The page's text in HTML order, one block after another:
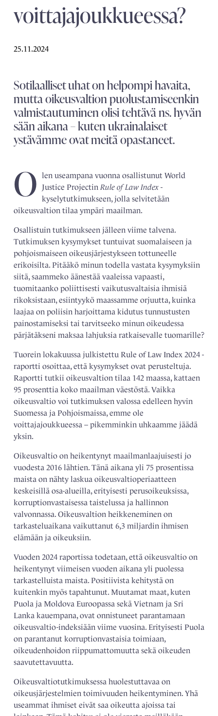
voittajajoukkueessa?
25.11.2024
Sotilaalliset uhat on helpompi havaita,
mutta oikeusvaltion puolustamiseenkin
valmistautuminen olisi tehtävä ns. hyvän
sään aikana – kuten ukrainalaiset
ystävämme ovat meitä opastaneet.
O
len useampana vuonna osallistunut World
Justice Projectin Rule of Law Index-
kyselytutkimukseen, jolla selvitetään
oikeusvaltion tilaa ympäri maailman.
Osallistuin tutkimukseen jälleen viime talvena.
Tutkimuksen kysymykset tuntuivat suomalaiseen ja
pohjoismaiseen oikeusjärjestykseen tottuneelle
erikoisilta. Pitääkö minun todella vastata kysymyksiin
siitä, saammeko äänestää vaaleissa vapaasti,
tuomitaanko poliittisesti vaikutusvaltaisia ihmisiä
rikoksistaan, esiintyykö maassamme orjuutta, kuinka
laajaa on poliisin harjoittama kidutus tunnustusten
painostamiseksi tai tarvitseeko minun oikeudessa
pärjätäkseni maksaa lahjuksia ratkaisevalle tuomarille?
Tuorein lokakuussa julkistettu Rule of Law Index 2024 -
raportti osoittaa, että kysymykset ovat perusteltuja.
Raportti tutkii oikeusvaltion tilaa 142 maassa, kattaen
95 prosenttia koko maailman väestöstä. Vaikka
oikeusvaltio voi tutkimuksen valossa edelleen hyvin
Suomessa ja Pohjoismaissa, emme ole
voittajajoukkueessa – pikemminkin uhkaamme jäädä
yksin.
Oikeusvaltio on heikentynyt maailmanlaajuisesti jo
vuodesta 2016 lähtien. Tänä aikana yli 75 prosentissa
maista on nähty laskua oikeusvaltioperiaatteen
keskeisillä osa-alueilla, erityisesti perusoikeuksissa,
korruptionvastaisessa taistelussa ja hallinnon
valvonnassa. Oikeusvaltion heikkeneminen on
tarkasteluaikana vaikuttanut 6,3 miljardin ihmisen
elämään ja oikeuksiin.
Vuoden 2024 raportissa todetaan, että oikeusvaltio on
heikentynyt viimeisen vuoden aikana yli puolessa
tarkastelluista maista. Positiivista kehitystä on
kuitenkin myös tapahtunut. Muutamat maat, kuten
Puola ja Moldova Euroopassa sekä Vietnam ja Sri
Lanka kauempana, ovat onnistuneet parantamaan
oikeusvaltio-indeksiään viime vuosina. Erityisesti Puola
on parantanut korruptionvastaisia toimiaan,
oikeudenhoidon riippumattomuutta sekä oikeuden
saavutettavuutta.
Oikeusvaltiotutkimuksessa huolestuttavaa on
oikeusjärjestelmien toimivuuden heikentyminen. Yhä
useammat ihmiset eivät saa oikeutta ajoissa tai